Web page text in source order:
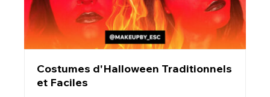
Costumes d'Halloween Traditionnels
et Faciles